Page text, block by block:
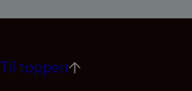
Til toppen